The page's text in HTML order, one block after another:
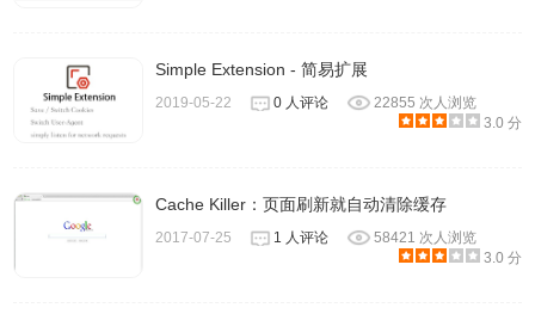
Simple Extension - 简易扩展
2019-05-22 0 人评论
22855 次人浏览
3.0 分
Cache Killer：页面刷新就自动清除缓存
2017-07-25 1 人评论
58421 次人浏览
3.0 分